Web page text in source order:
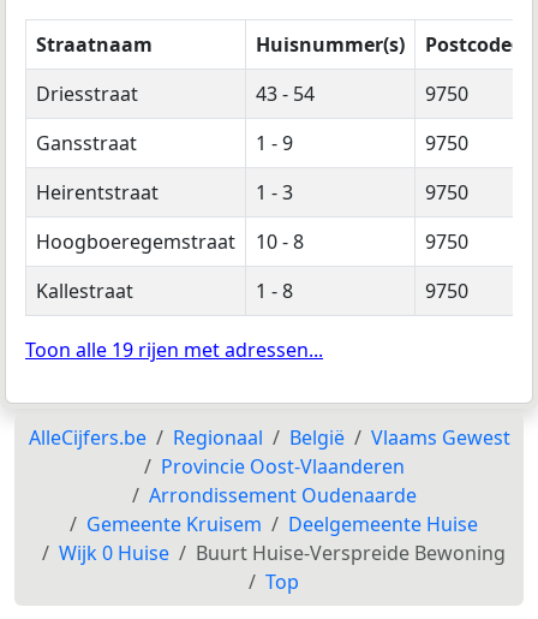
Straatnaam Huisnummer(s)
Postcode(s)
Driesstraat
43 - 54
9750
Gansstraat
1 - 9
9750
Heirentstraat
1 - 3
9750
Hoogboeregemstraat
10 - 8
9750
Kallestraat
1 - 8 9750
Toon alle 19 rijen met adressen...
AlleCijfers.be Regionaal België
Vlaams Gewest
Provincie Oost-Vlaanderen
Arrondissement Oudenaarde
Gemeente Kruisem
Deelgemeente Huise
Wijk 0 Huise
Buurt Huise-Verspreide Bewoning
Top